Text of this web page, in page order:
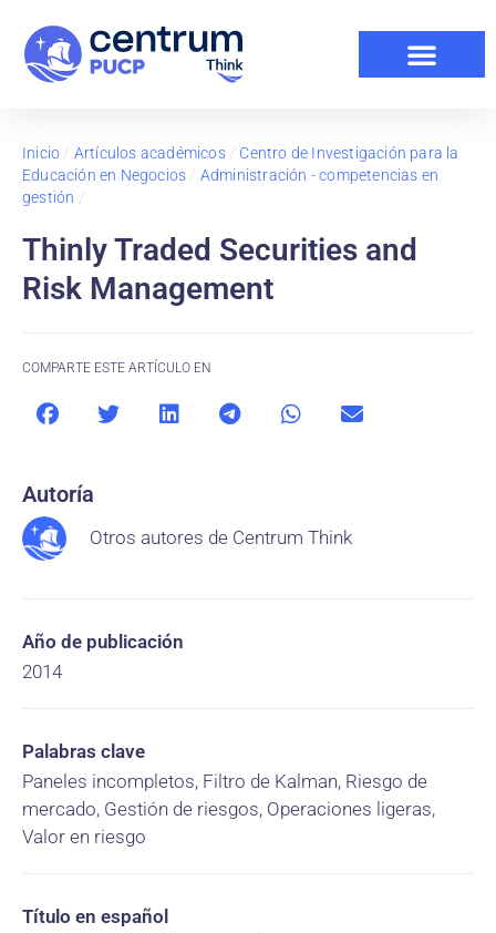
Inicio / Artículos académicos/ Centro de Investigación para la
Educación en Negocios / Administración - competencias en
gestión /
Thinly Traded Securities and
Risk Management
COMPARTE ESTE ARTÍCULO EN
Autoría
Otros autores de Centrum Think
Año de publicación
2014
Palabras clave
Paneles incompletos, Filtro de Kalman, Riesgo de
mercado, Gestión de riesgos, Operaciones ligeras,
Valor en riesgo
Título en español